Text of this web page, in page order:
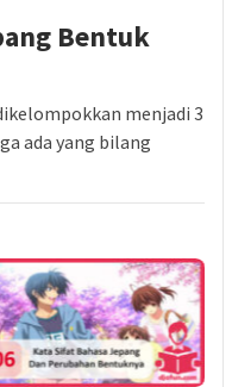
Bentuk
menjadi 3
ada yang bilang